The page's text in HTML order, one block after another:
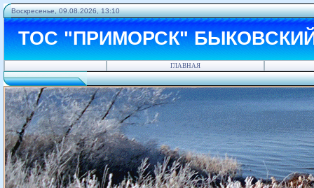
Воскресенье, 09.08.2026, 13:10
ТОС "ПРИМОРСК"
ГЛАВНАЯ